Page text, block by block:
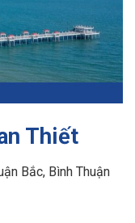
Thiết
Bắc, Bình Thuận